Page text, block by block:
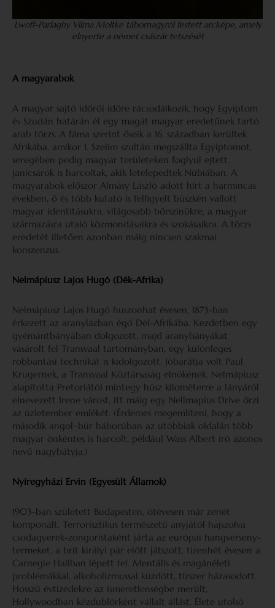
Lwoff-Parlaghy Vilma Moltke tábornagyról festett arcképe, amely
elnyerte a német császár tetszését
A magyarabok
A magyar sajtó időről időre rácsodálkozik, hogy Egyip­tom
és Szudán határán él egy magát magyar eredetűnek tartó
arab törzs. A fáma szerint őseik a 16. században kerültek
Afrikába, amikor I. Szelim szultán megszállta Egyiptomot,
seregében pedig magyar területeken foglyul ejtett
janicsárok is harcoltak, akik letelepedtek Núbiá­ban. A
magyarabok először Almásy László adott hírt a harmincas
években, ő és több kutató is felfigyelt büszkén vallott
magyar identitásukra, világosabb bőrszínükre, a magyar
származásra utaló közmondásaikra és szoká­saikra. A törzs
eredetét illetően azonban máig nincsen szakmai
konszenzus.
Nelmápiusz Lajos Hugó (Dék-Afrika)
Nelmápiusz Lajos Hugó huszonhat évesen, 1873-ban
érkezett az aranylázban égő Dél-Afrikába. Kezdetben egy
gyémántbányában dolgozott, majd aranybányákat
vásárolt fel Transvaal tartományban, egy különleges
robbantási technikát is kidolgozott. Jóbarátja volt Paul
Krugernek, a Transvaal Köztársaság elnökének. Nelmápiusz
alapí­totta Pretoriától mintegy húsz kilométerre a lányáról
elnevezett Irene várost, itt máig egy Nellmapius Drive őrzi
az üzletember emlékét. (Érdemes megemlíteni, hogy a
második angol–búr háborúban az utóbbiak oldalán több
magyar önkéntes is harcolt, például Wass Albert író azonos
nevű nagybátyja.)
Nyíregyházi Ervin (Egyesült Államok)
1903-ban született Budapesten, ötévesen már zenét
komponált. Terrorisztikus természetű anyjától hajszolva
csodagyerek-zongoristaként járta az európai hangverseny­
termeket, a brit királyi pár előtt játszott, tizenhét évesen a
Carnegie Hallban lépett fel. Mentális és magánéleti
problémákkal, alkoholizmussal küzdött, tízszer háza­sodott.
Hosszú évtizedekre az ismeretlenségbe merült,
Hollywoodban kézdublőrként vállalt állást. Élete utolsó